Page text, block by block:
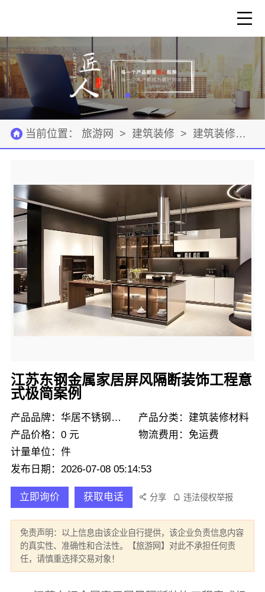
当前位置： 旅游网 > 建筑装修 > 建筑装修材料
江苏东钢金属家居屏风隔断装饰工程意
式极简案例
产品品牌：华居不锈钢定制
产品分类：建筑装修材料
产品价格：0 元
物流费用：免运费
计量单位：件
发布日期：2026-07-08 05:14:53
立即询价 获取电话 分享 违法侵权举报
免责声明：以上信息由该企业自行提供，该企业负责信息内容
的真实性、准确性和合法性。【旅游网】对此不承担任何责
任，请慎重选择交易对象！